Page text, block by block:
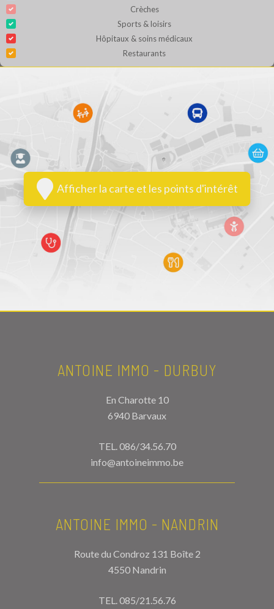
Crèches
Sports & loisirs
Hôpitaux & soins médicaux
Restaurants
Afficher la carte et les points d'intérêt
ANTOINE IMMO - DURBUY
En Charotte 10
6940 Barvaux
TEL.086/34.56.70
info@antoineimmo.be
ANTOINE IMMO - NANDRIN
Route du Condroz 131 Boîte 2
4550 Nandrin
TEL.085/21.56.76